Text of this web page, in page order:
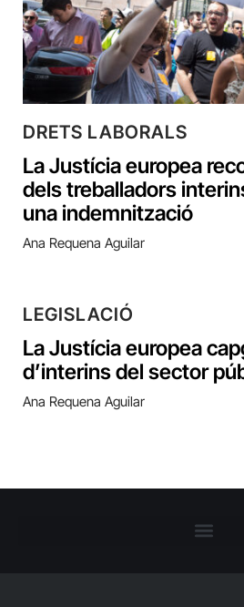
DRETS LABORALS
La Justícia europea
dels treballadors
una indemnització
Ana Requena Aguilar
LEGISLACIÓ
La Justícia europea
d’interins del sector
Ana Requena Aguilar